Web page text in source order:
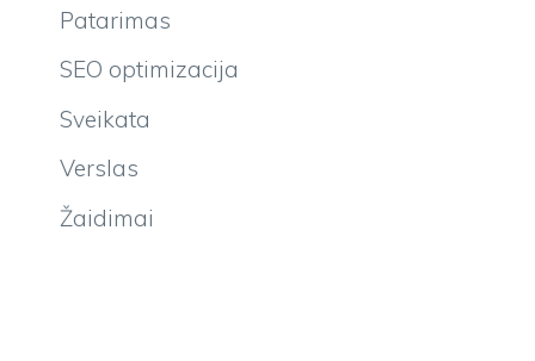
Patarimas
SEO optimizacija
Sveikata
Verslas
Žaidimai